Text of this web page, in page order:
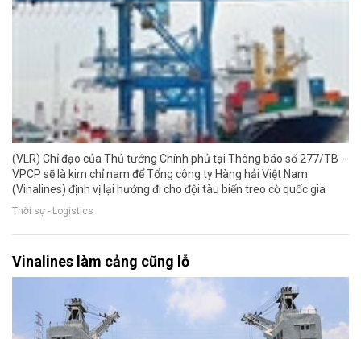
(VLR) Chỉ đạo của Thủ tướng Chính phủ tại Thông báo số 277/TB -
VPCP sẽ là kim chỉ nam để Tổng công ty Hàng hải Việt Nam
(Vinalines) định vị lại hướng đi cho đội tàu biển treo cờ quốc gia
Thời sự - Logistics
Vinalines làm cảng cũng lỗ